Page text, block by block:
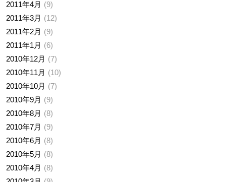
2011年4月
9
2011年3月
12
2011年2月
9
2011年1月
6
2010年12月
7
2010年11月
10
2010年10月
7
2010年9月
9
2010年8月
8
2010年7月
9
2010年6月
8
2010年5月
8
2010年4月
8